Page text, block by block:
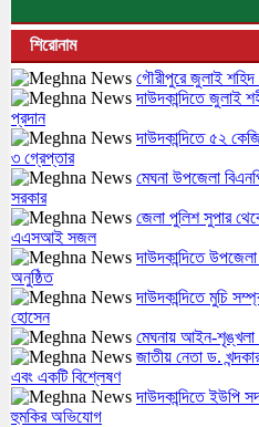
শিরোনাম
গৌরীপুরে জুলাই শহিদ
দাউদকান্দিতে জুলাই
প্রদান
দাউদকান্দিতে ৫২
৩ গ্রেপ্তার
মেঘনা উপজেলা
সরকার
জেলা পুলিশ সুপার
এএসআই সজল
দাউদকান্দিতে
অনুষ্ঠিত
দাউদকান্দিতে মুচি
হোসেন
মেঘনায় আইন-শৃঙ্খলা
জাতীয় নেতা ড.
এবং একটি বিশ্লেষণ
দাউদকান্দিতে ইউপি
হুমকির অভিযোগ